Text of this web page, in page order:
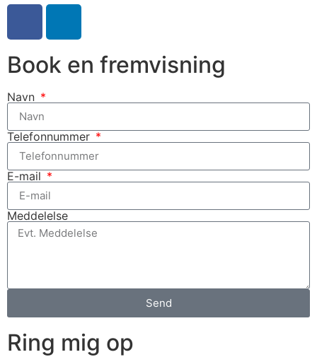
Book en fremvisning
Navn
Telefonnummer
E-mail
Meddelelse
Send
Ring mig op